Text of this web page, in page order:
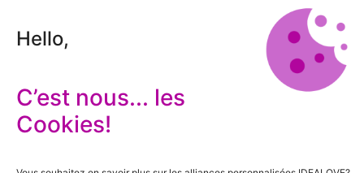
Hello,
C’est nous... les
Cookies!